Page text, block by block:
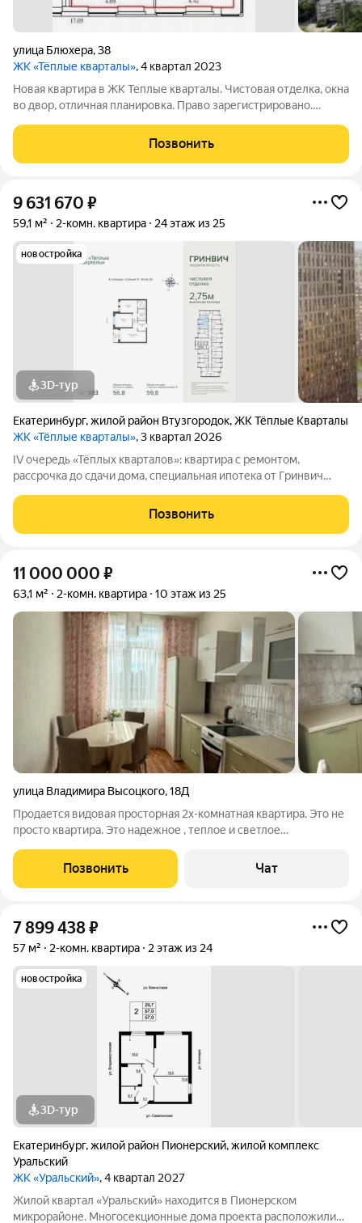
улица Блюхера,38
ЖК «Тёплые кварталы», 4 квартал 2023
Новая квартира в ЖК Теплые кварталы. Чистовая отделка, окна
во двор, отличная планировка. Право зарегистрировано.
Позвонить
9 631 670 ₽
59,1 м² 2-комн. квартира 24 этаж из 25
новостройка
3D-тур
Екатеринбург,жилой район Втузгородок,ЖК Тёплые Кварталы
ЖК «Тёплые кварталы», 3 квартал 2026
IV очередь «Тёплых кварталов»: квартира с ремонтом,
рассрочка до сдачи дома, специальная ипотека от Гринвич
Позвонить
11 000 000 ₽
63,1 м² 2-комн. квартира 10 этаж из 25
улица Владимира Высоцкого,18Д
Продается видовая просторная 2х-комнатная квартира. Это не
просто квартира. Это надежное , теплое и светлое
окна и зеленым закрытым двором. О КВАРТИРЕ: Планировка :
две просторные комнаты,
Позвонить Чат
7 899 438₽
57 м² 2-комн. квартира 2 этаж из 24
новостройка
3D-тур
Екатеринбург,жилой район Пионерский,жилой комплекс
Уральский
ЖК «Уральский», 4 квартал 2027
Жилой квартал «Уральский» находится в Пионерском
микрорайоне. Многосекционные дома проекта расположились